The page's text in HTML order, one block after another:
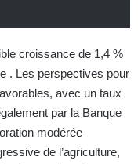
croissance de 1,4 %
. Les perspectives pour
avec un taux
par la Banque
modérée
de l’agriculture,